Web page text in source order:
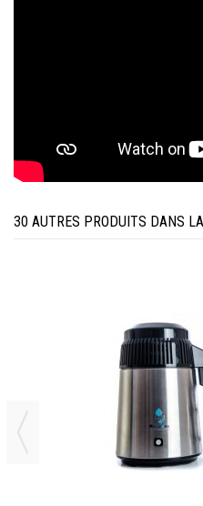
30 AUTRES PRODUITS DANS